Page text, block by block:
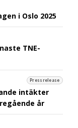
i Oslo 2025
TNE-
Pressrelease
intäkter
år